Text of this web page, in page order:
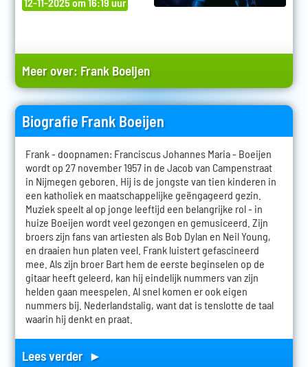
Meer over: Frank Boeijen
Biografie Frank Boeijen
Frank - doopnamen: Franciscus Johannes Maria - Boeijen
wordt op 27 november 1957 in de Jacob van Campenstraat
in Nijmegen geboren. Hij is de jongste van tien kinderen in
een katholiek en maatschappelijke geëngageerd gezin.
Muziek speelt al op jonge leeftijd een belangrijke rol - in
huize Boeijen wordt veel gezongen en gemusiceerd. Zijn
broers zijn fans van artiesten als Bob Dylan en Neil Young,
en draaien hun platen veel. Frank luistert gefascineerd
mee. Als zijn broer Bart hem de eerste beginselen op de
gitaar heeft geleerd, kan hij eindelijk nummers van zijn
helden gaan meespelen. Al snel komen er ook eigen
nummers bij. Nederlandstalig, want dat is tenslotte de taal
waarin hij denkt en praat.
Lees verder ►